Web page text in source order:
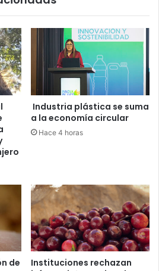
Industria plástica se suma
a la economía circular
Hace 4 horas
de
Instituciones rechazan